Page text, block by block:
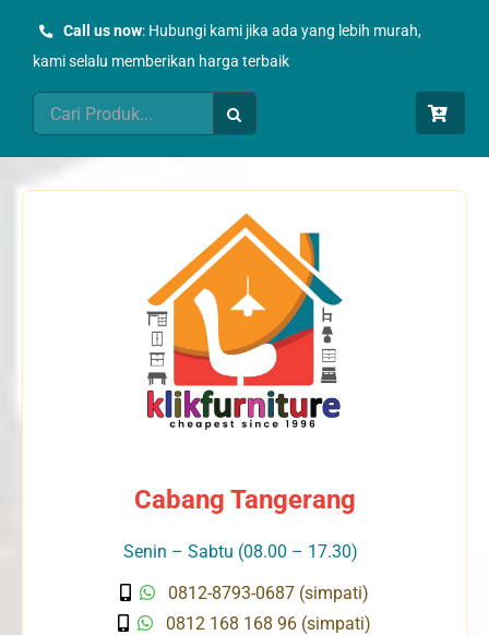
Call us now: Hubungi kami jika ada yang lebih murah,
kami selalu memberikan harga terbaik
Search
for:
Cabang Tangerang
Senin – Sabtu (08.00 – 17.30)
0812-8793-0687 (simpati)
0812 168 168 96 (simpati)